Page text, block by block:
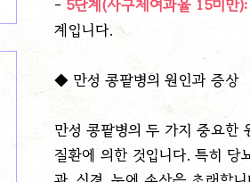
- 5단계(사구체여과율 15미만):
계입니다.
◆ 만성 콩팥병의 원인과 증상
만성 콩팥병의 두 가지 중요한
질환에 의한 것입니다. 특히 당